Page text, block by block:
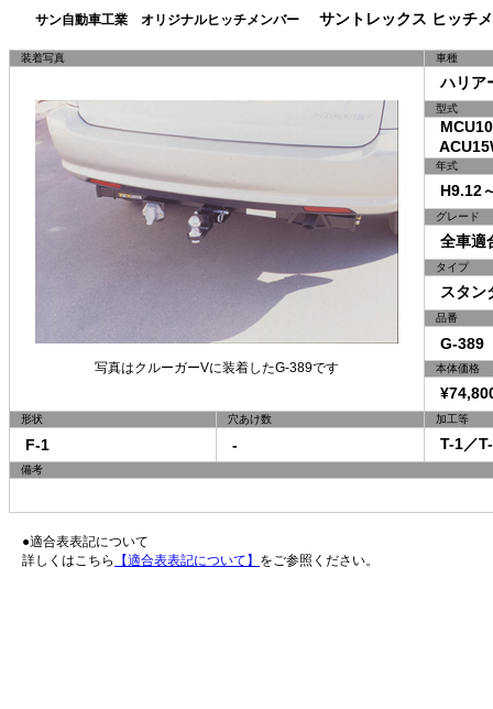
サン自動車工業 オリジナルヒッチメンバー サントレックス ヒッチ
装着写真 車種
写真はクルーガーVに装着したG-389です
ハリア
型式
年式
H9.12
グレード
全車適
タイプ
スタン
品番
G-389
本体価格
形状 穴あけ数 加工等
F-1 - T-1／
備考
●適合表表記について
詳しくはこちら
【適合表表記について】 をご参照ください。